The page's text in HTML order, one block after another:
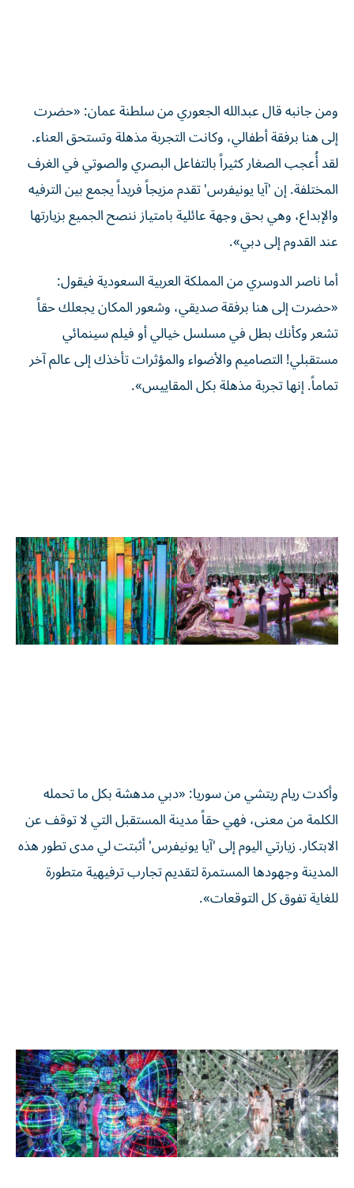
ومن جانبه قال عبدالله الجعوري من سلطنة عمان: «حضرت
إلى هنا برفقة أطفالي، وكانت التجربة مذهلة وتستحق العناء.
لقد أُعجب الصغار كثيراً بالتفاعل البصري والصوتي في الغرف
المختلفة. إن 'آيا يونيفرس' تقدم مزيجاً فريداً يجمع بين الترفيه
والإبداع، وهي بحق وجهة عائلية بامتياز ننصح الجميع بزيارتها
عند القدوم إلى دبي».
أما ناصر الدوسري من المملكة العربية السعودية فيقول:
«حضرت إلى هنا برفقة صديقي، وشعور المكان يجعلك حقاً
تشعر وكأنك بطل في مسلسل خيالي أو فيلم سينمائي
مستقبلي! التصاميم والأضواء والمؤثرات تأخذك إلى عالم آخر
تماماً. إنها تجربة مذهلة بكل المقاييس».
وأكدت ريام ريتشي من سوريا: «دبي مدهشة بكل ما تحمله
الكلمة من معنى، فهي حقاً مدينة المستقبل التي لا توقف عن
الابتكار. زيارتي اليوم إلى 'آيا يونيفرس' أثبتت لي مدى تطور هذه
المدينة وجهودها المستمرة لتقديم تجارب ترفيهية متطورة
للغاية تفوق كل التوقعات».